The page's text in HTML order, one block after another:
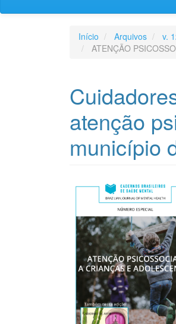
Início Arquivos
v.
ATENÇÃO
atenção
município
Barra
lateral
de
artigos